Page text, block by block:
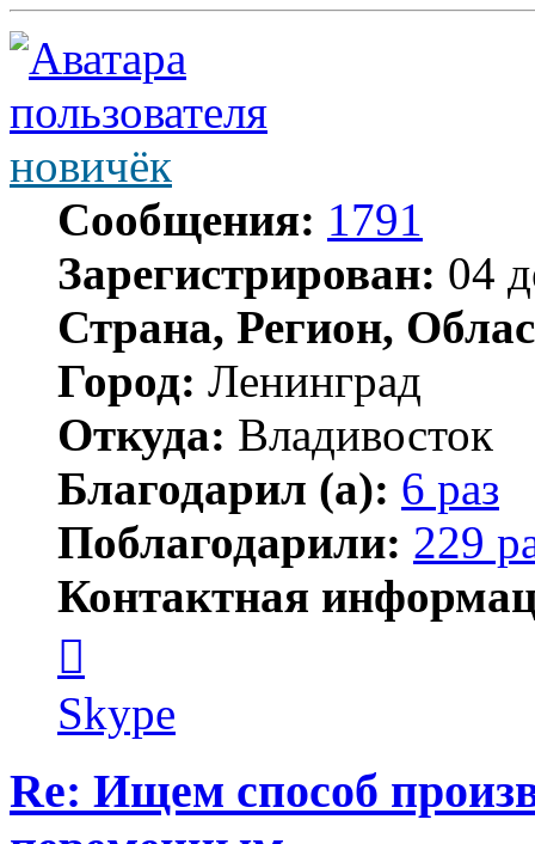
новичёк
Сообщения: 1791
Зарегистрирован: 04
Страна, Регион,
Город: Ленинград
Откуда: Владивосток
Благодарил (а): 6 раз
Поблагодарили: 229
Контактная
пользователя
новичёк
Skype
Re: Ищем способ